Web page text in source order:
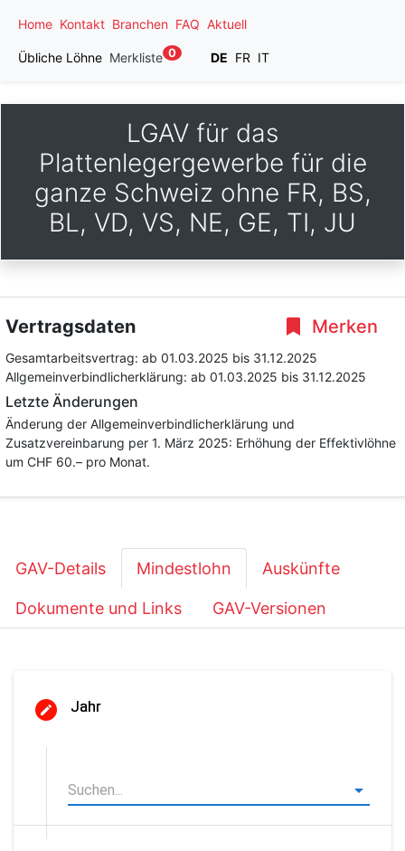
Home Kontakt Branchen FAQ Aktuell
Übliche Löhne Merkliste 0 DE FR IT
LGAV für das
Plattenlegergewerbe für die
ganze Schweiz ohne FR, BS,
BL, VD, VS, NE, GE, TI, JU
Merken
Vertragsdaten
Gesamtarbeitsvertrag: ab 01.03.2025 bis 31.12.2025
Allgemeinverbindlicherklärung: ab 01.03.2025 bis 31.12.2025
Letzte Änderungen
Änderung der Allgemeinverbindlicherklärung und
Zusatzvereinbarung per 1. März 2025: Erhöhung der Effektivlöhne
um CHF 60.– pro Monat.
GAV-Details Mindestlohn Auskünfte
Dokumente und Links GAV-Versionen
Jahr